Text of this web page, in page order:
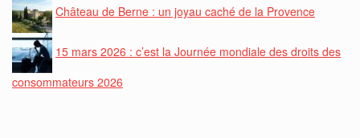
Château de Berne : un joyau caché de la Provence
15 mars 2026 : c’est la Journée mondiale des droits des
consommateurs 2026